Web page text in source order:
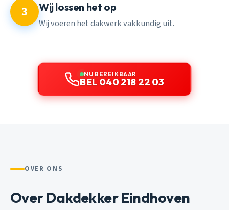
3 Wij lossen het op
Wij voeren het dakwerk vakkundig uit.
NU BEREIKBAAR
BEL 040 218 22 03
OVER ONS
Over Dakdekker Eindhoven